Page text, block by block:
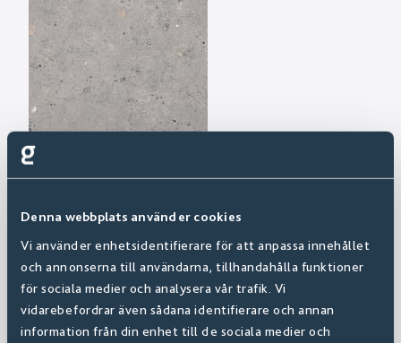
Denna webbplats använder cookies
Vi använder enhetsidentifierare för att anpassa innehållet
och annonserna till användarna, tillhandahålla funktioner
för sociala medier och analysera vår trafik. Vi
vidarebefordrar även sådana identifierare och annan
information från din enhet till de sociala medier och